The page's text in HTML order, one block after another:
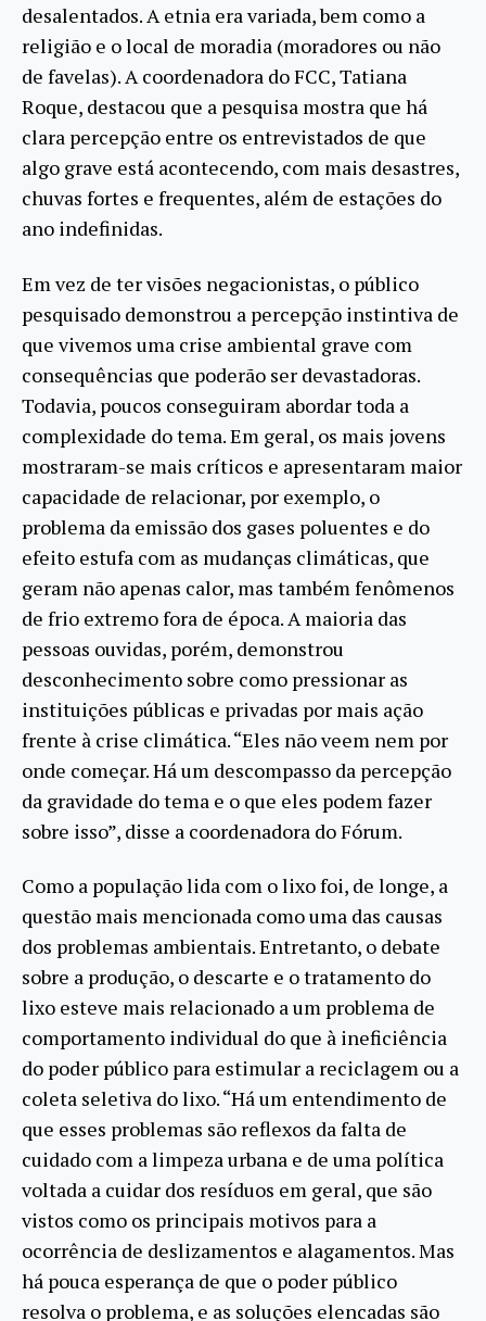
desalentados. A etnia era variada, bem como a
religião e o local de moradia (moradores ou não
de favelas). A coordenadora do FCC, Tatiana
Roque, destacou que a pesquisa mostra que há
clara percepção entre os entrevistados de que
algo grave está acontecendo, com mais desastres,
chuvas fortes e frequentes, além de estações do
ano indefinidas.
Em vez de ter visões negacionistas, o público
pesquisado demonstrou a percepção instintiva de
que vivemos uma crise ambiental grave com
consequências que poderão ser devastadoras.
Todavia, poucos conseguiram abordar toda a
complexidade do tema. Em geral, os mais jovens
mostraram-se mais críticos e apresentaram maior
capacidade de relacionar, por exemplo, o
problema da emissão dos gases poluentes e do
efeito estufa com as mudanças climáticas, que
geram não apenas calor, mas também fenômenos
de frio extremo fora de época. A maioria das
pessoas ouvidas, porém, demonstrou
desconhecimento sobre como pressionar as
instituições públicas e privadas por mais ação
frente à crise climática. “Eles não veem nem por
onde começar. Há um descompasso da percepção
da gravidade do tema e o que eles podem fazer
sobre isso”, disse a coordenadora do Fórum.
Como a população lida com o lixo foi, de longe, a
questão mais mencionada como uma das causas
dos problemas ambientais. Entretanto, o debate
sobre a produção, o descarte e o tratamento do
lixo esteve mais relacionado a um problema de
comportamento individual do que à ineficiência
do poder público para estimular a reciclagem ou a
coleta seletiva do lixo. “Há um entendimento de
que esses problemas são reflexos da falta de
cuidado com a limpeza urbana e de uma política
voltada a cuidar dos resíduos em geral, que são
vistos como os principais motivos para a
ocorrência de deslizamentos e alagamentos. Mas
há pouca esperança de que o poder público
resolva o problema, e as soluções elencadas são